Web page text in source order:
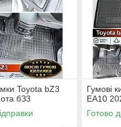
RAV4 CA20W 2000-2005 5D
RAV4 CA30W 2005-2009
RAV4 CA30W 2005-2016 long
RAV4 CA30W 2009-2012
RAV4 XA40 2013-2016
RAV4 XA40 2016-2018 ДВЗ
RAV4 XA40 2016-2018 hybrid
Toyota bZ3
бЗ3
Гумові
EA10
Готово